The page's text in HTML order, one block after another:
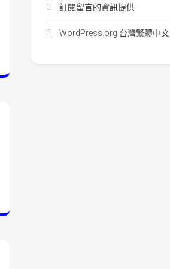
訂閱留言的資訊提供
WordPress.org 台灣繁體中文